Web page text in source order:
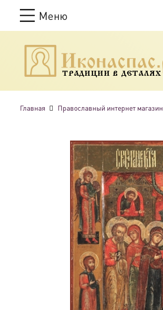
Меню
ТРАДИЦИИ В ДЕТАЛЯХ
Главная Православный интернет магазин